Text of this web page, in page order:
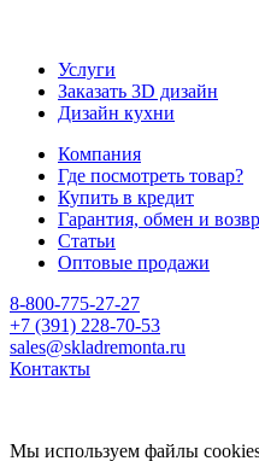
Услуги
Заказать 3D дизайн
Дизайн кухни
Компания
Где посмотреть товар?
Купить в кредит
Гарантия, обмен и
Статьи
Оптовые продажи
8-800-775-27-27
+7 (391) 228-70-53
sales@skladremonta.ru
Контакты
Мы используем файлы